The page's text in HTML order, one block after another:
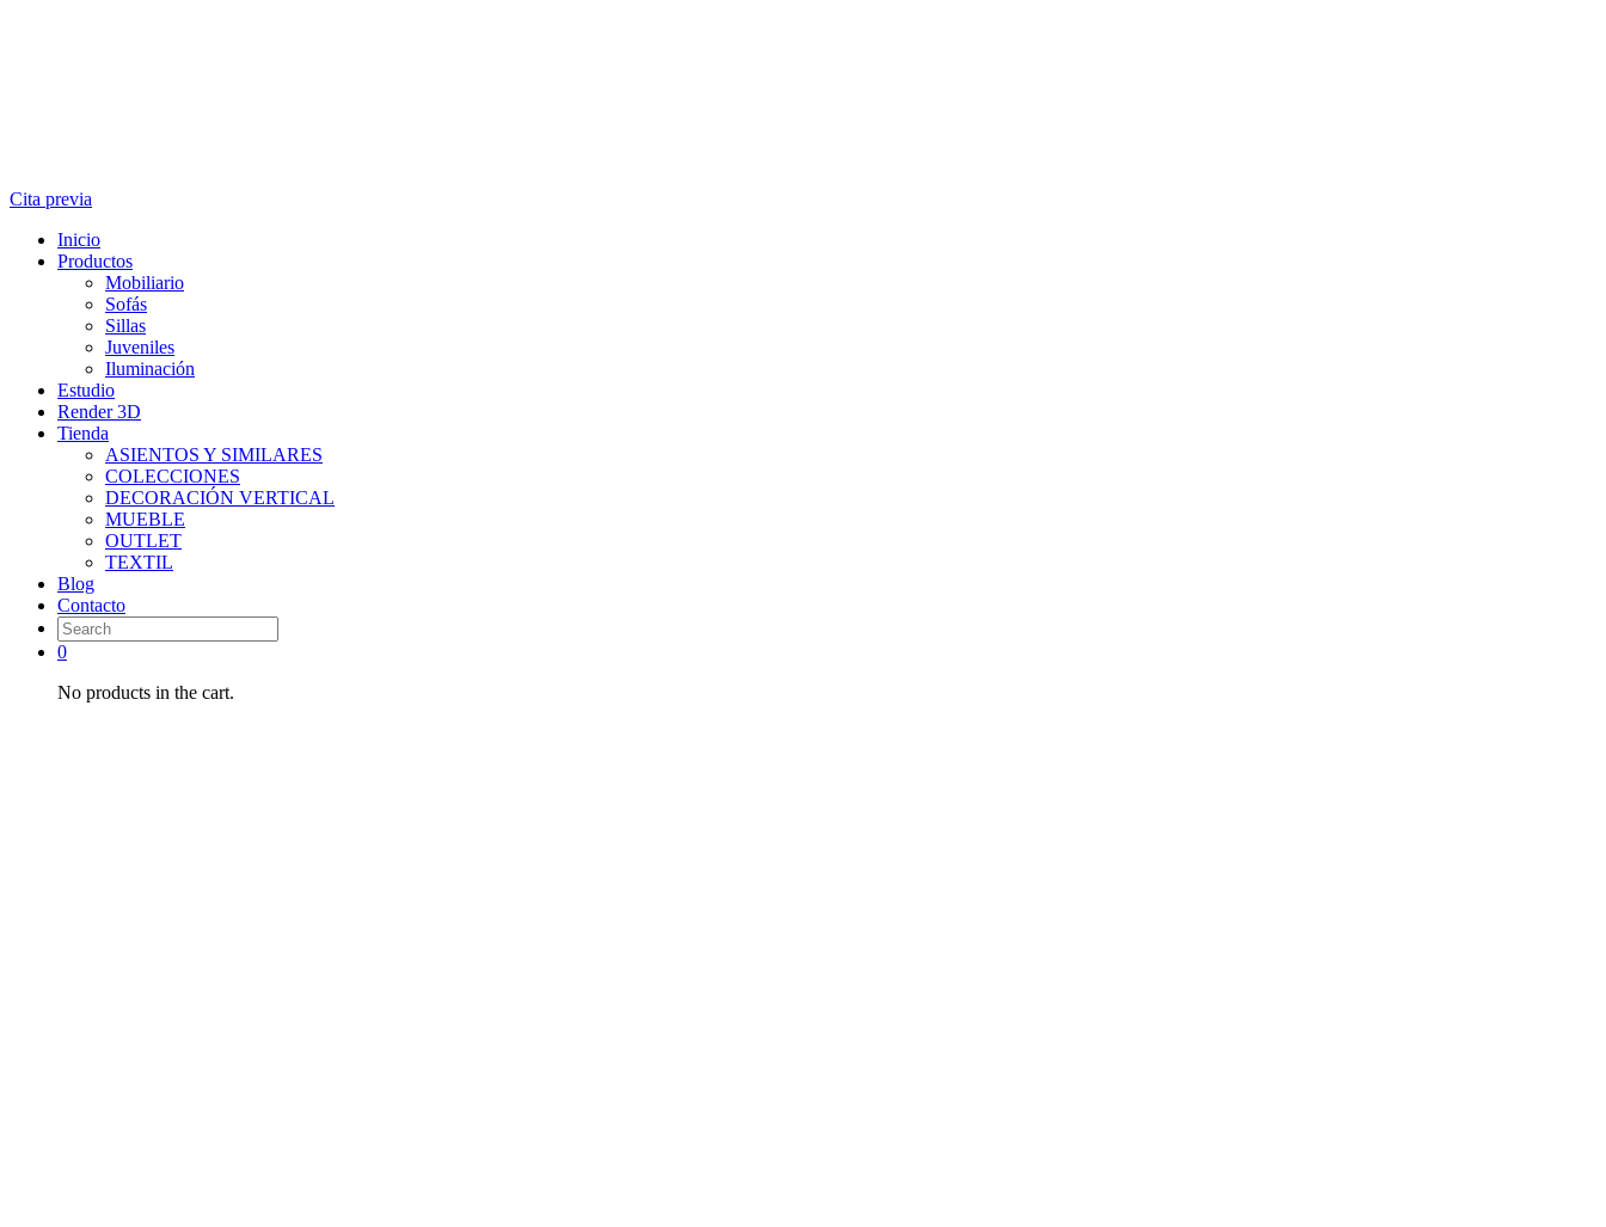
Cita previa
Inicio
Productos
Mobiliario
Sofás
Sillas
Juveniles
Iluminación
Estudio
Render 3D
Tienda
ASIENTOS Y SIMILARES
COLECCIONES
DECORACIÓN VERTICAL
MUEBLE
OUTLET
TEXTIL
Blog
Contacto
0
No products in the cart.